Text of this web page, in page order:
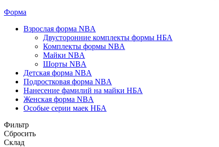
Форма
Взрослая форма NBA
Двусторонние комплекты формы НБА
Комплекты формы NBA
Майки NBA
Шорты NBA
Детская форма NBA
Подростковая форма NBA
Нанесение фамилий на майки НБА
Женская форма NBA
Особые серии маек НБА
Фильтр
Сбросить
Склад